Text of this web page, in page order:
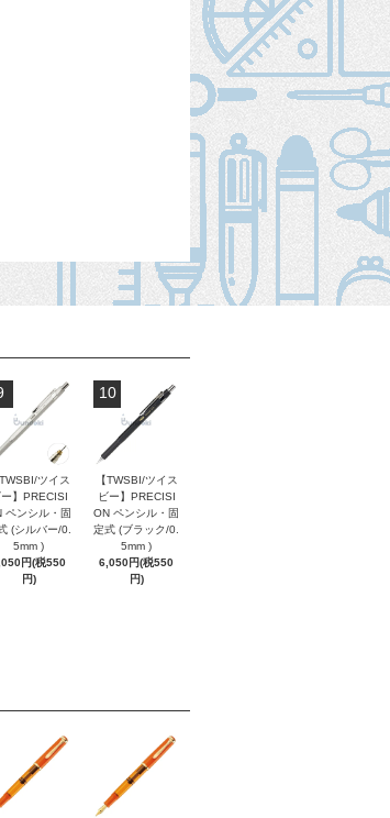
TWSBI/ツイス
ー】PRECISI
ペンシル・固
(シルバー/0.
5mm )
円(税550
円)
10
【TWSBI/ツイス
ビー】PRECISI
ON ペンシル・固
定式 (ブラック/0.
5mm )
6,050円(税550
円)